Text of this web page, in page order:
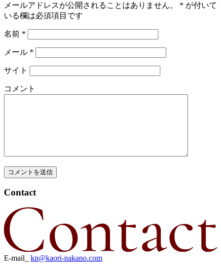
メールアドレスが公開されることはありません。 * が付いて
いる欄は必須項目です
名前 *
メール *
サイト
コメント
Contact
E-mail_ kn@kaori-nakano.com